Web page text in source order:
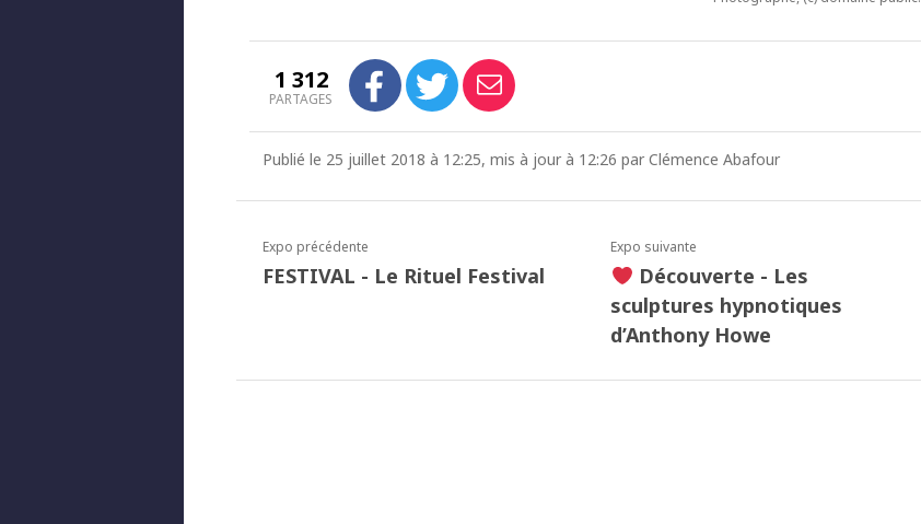
1 312
PARTAGES
Publié le 25 juillet 2018 à 12:25, mis à jour à 12:26 par Clémence Abafour
Expo précédente
FESTIVAL - Le Rituel Festival
Expo suivante
Découverte - Les
sculptures hypnotiques
d’Anthony Howe